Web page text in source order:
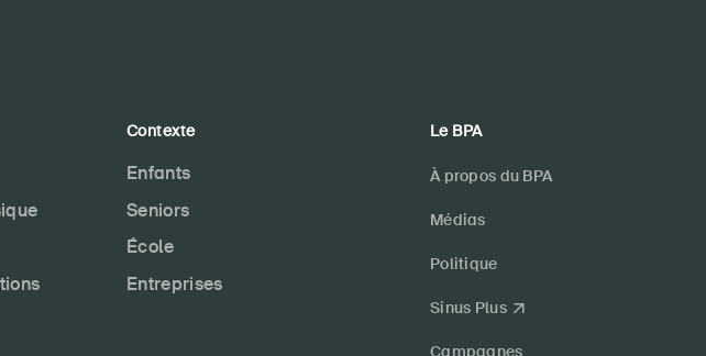
Contexte
Enfants
Seniors
École
Entreprises
Le BPA
À propos du BPA
Médias
Politique
Sinus Plus
Campagnes